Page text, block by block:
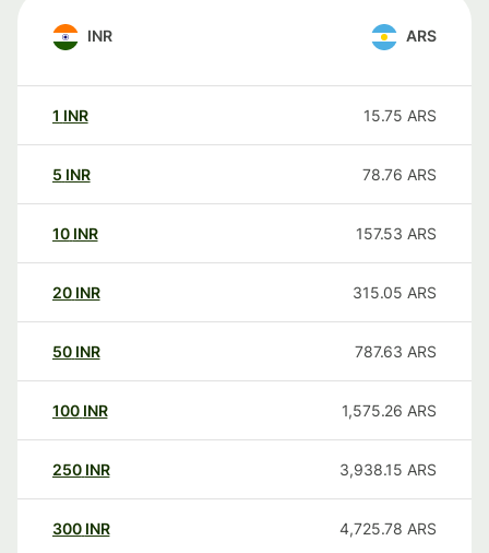
INR ARS
1 INR 15.75 ARS
5 INR 78.76 ARS
10 INR 157.53 ARS
20 INR 315.05 ARS
50 INR 787.63 ARS
100 INR 1,575.26 ARS
250 INR 3,938.15 ARS
300 INR 4,725.78 ARS